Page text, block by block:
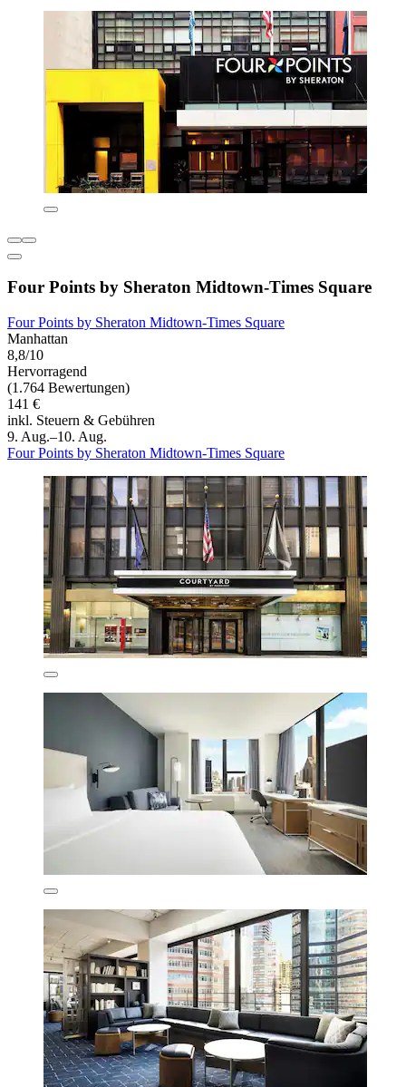
Four Points by Sheraton Midtown-Times Square
Four Points by Sheraton Midtown-Times Square
Manhattan
8,8/10
Hervorragend
(1.764 Bewertungen)
141 €
inkl. Steuern & Gebühren
9. Aug.–10. Aug.
Four Points by Sheraton Midtown-Times Square